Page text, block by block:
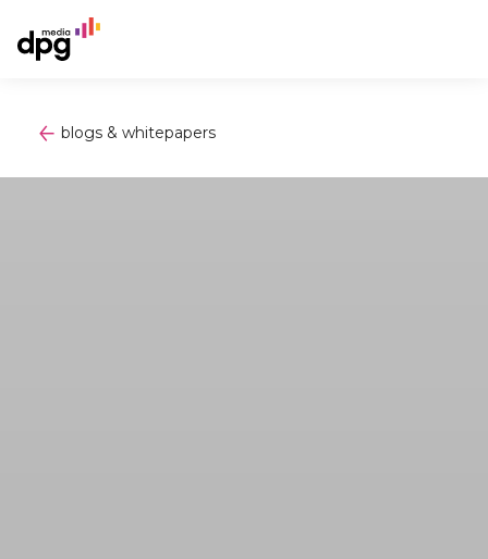
blogs & whitepapers